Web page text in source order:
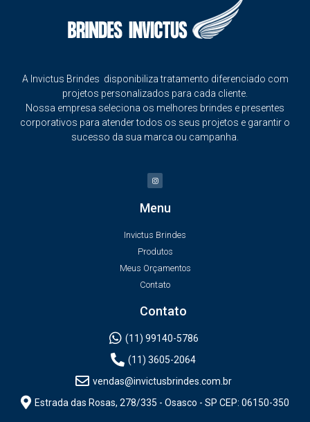
A Invictus Brindes disponibiliza tratamento diferenciado com
projetos personalizados para cada cliente.
Nossa empresa seleciona os melhores brindes e presentes
corporativos para atender todos os seus projetos e garantir o
sucesso da sua marca ou campanha.
Menu
Invictus Brindes
Produtos
Meus Orçamentos
Contato
Contato
(11) 99140-5786
(11) 3605-2064
vendas@invictusbrindes.com.br
Estrada das Rosas, 278/335 - Osasco - SP CEP: 06150-350